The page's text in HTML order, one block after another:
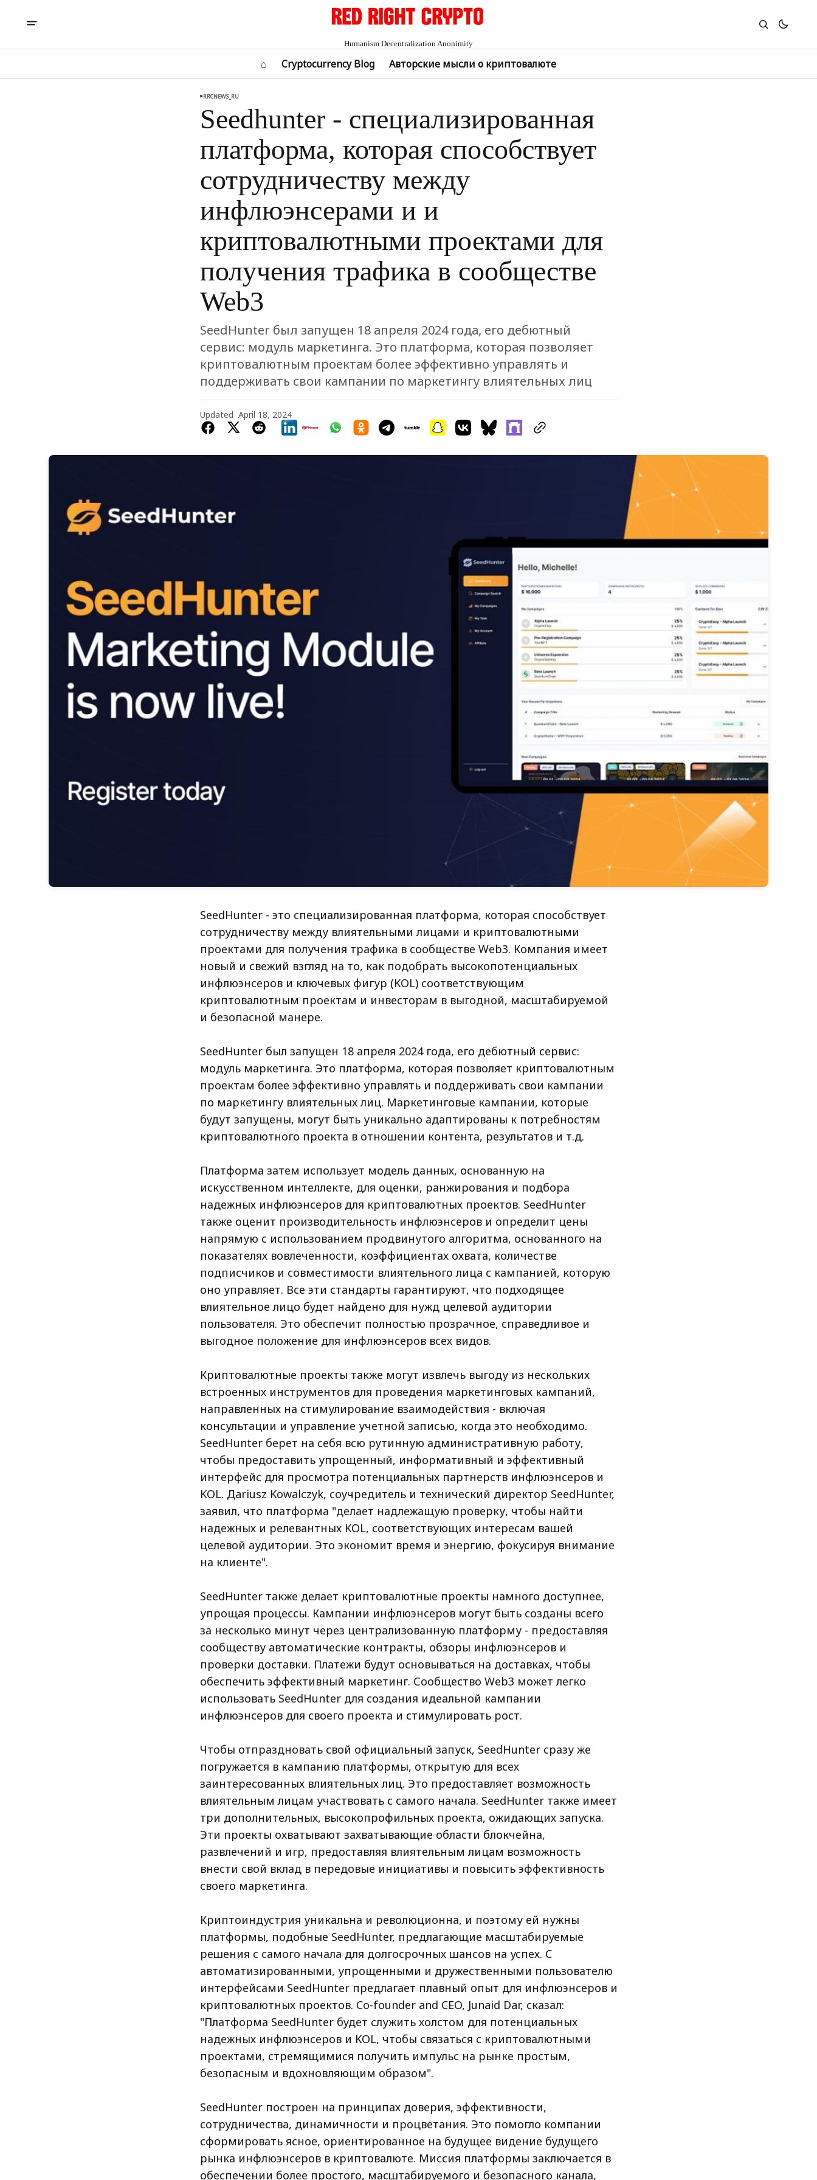
Humanism Decentralization Anonimity
⌂ Cryptocurrency Blog Авторские мысли о криптовалюте
RRCNEWS_RU
Seedhunter - специализированная
платформа, которая способствует
сотрудничеству между
инфлюэнсерами и и
криптовалютными проектами для
получения трафика в сообществе
Web3
SeedHunter был запущен 18 апреля 2024 года, его дебютный
сервис: модуль маркетинга. Это платформа, которая позволяет
криптовалютным проектам более эффективно управлять и
поддерживать свои кампании по маркетингу влиятельных лиц
Updated April 18, 2024
SeedHunter - это специализированная платформа, которая способствует
сотрудничеству между влиятельными лицами и криптовалютными
проектами для получения трафика в сообществе Web3. Компания имеет
новый и свежий взгляд на то, как подобрать высокопотенциальных
инфлюэнсеров и ключевых фигур (KOL) соответствующим
криптовалютным проектам и инвесторам в выгодной, масштабируемой
и безопасной манере.
SeedHunter был запущен 18 апреля 2024 года, его дебютный сервис:
модуль маркетинга. Это платформа, которая позволяет криптовалютным
проектам более эффективно управлять и поддерживать свои кампании
по маркетингу влиятельных лиц. Маркетинговые кампании, которые
будут запущены, могут быть уникально адаптированы к потребностям
криптовалютного проекта в отношении контента, результатов и т.д.
Платформа затем использует модель данных, основанную на
искусственном интеллекте, для оценки, ранжирования и подбора
надежных инфлюэнсеров для криптовалютных проектов. SeedHunter
также оценит производительность инфлюэнсеров и определит цены
напрямую с использованием продвинутого алгоритма, основанного на
показателях вовлеченности, коэффициентах охвата, количестве
подписчиков и совместимости влиятельного лица с кампанией, которую
оно управляет. Все эти стандарты гарантируют, что подходящее
влиятельное лицо будет найдено для нужд целевой аудитории
пользователя. Это обеспечит полностью прозрачное, справедливое и
выгодное положение для инфлюэнсеров всех видов.
Криптовалютные проекты также могут извлечь выгоду из нескольких
встроенных инструментов для проведения маркетинговых кампаний,
направленных на стимулирование взаимодействия - включая
консультации и управление учетной записью, когда это необходимо.
SeedHunter берет на себя всю рутинную административную работу,
чтобы предоставить упрощенный, информативный и эффективный
интерфейс для просмотра потенциальных партнерств инфлюэнсеров и
KOL. Дariusz Kowalczyk, соучредитель и технический директор SeedHunter,
заявил, что платформа "делает надлежащую проверку, чтобы найти
надежных и релевантных KOL, соответствующих интересам вашей
целевой аудитории. Это экономит время и энергию, фокусируя внимание
на клиенте".
SeedHunter также делает криптовалютные проекты намного доступнее,
упрощая процессы. Кампании инфлюэнсеров могут быть созданы всего
за несколько минут через централизованную платформу - предоставляя
сообществу автоматические контракты, обзоры инфлюэнсеров и
проверки доставки. Платежи будут основываться на доставках, чтобы
обеспечить эффективный маркетинг. Сообщество Web3 может легко
использовать SeedHunter для создания идеальной кампании
инфлюэнсеров для своего проекта и стимулировать рост.
Чтобы отпраздновать свой официальный запуск, SeedHunter сразу же
погружается в кампанию платформы, открытую для всех
заинтересованных влиятельных лиц. Это предоставляет возможность
влиятельным лицам участвовать с самого начала. SeedHunter также имеет
три дополнительных, высокопрофильных проекта, ожидающих запуска.
Эти проекты охватывают захватывающие области блокчейна,
развлечений и игр, предоставляя влиятельным лицам возможность
внести свой вклад в передовые инициативы и повысить эффективность
своего маркетинга.
Криптоиндустрия уникальна и революционна, и поэтому ей нужны
платформы, подобные SeedHunter, предлагающие масштабируемые
решения с самого начала для долгосрочных шансов на успех. С
автоматизированными, упрощенными и дружественными пользователю
интерфейсами SeedHunter предлагает плавный опыт для инфлюэнсеров и
криптовалютных проектов. Co-founder and CEO, Junaid Dar, сказал:
"Платформа SeedHunter будет служить холстом для потенциальных
надежных инфлюэнсеров и KOL, чтобы связаться с криптовалютными
проектами, стремящимися получить импульс на рынке простым,
безопасным и вдохновляющим образом".
SeedHunter построен на принципах доверия, эффективности,
сотрудничества, динамичности и процветания. Это помогло компании
сформировать ясное, ориентированное на будущее видение будущего
рынка инфлюэнсеров в криптовалюте. Миссия платформы заключается в
обеспечении более простого, масштабируемого и безопасного канала,